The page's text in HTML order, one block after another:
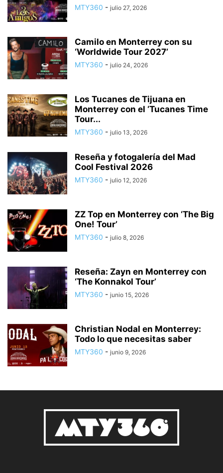
MTY360 - julio 27, 2026
Camilo en Monterrey con su
‘Worldwide Tour 2027’
MTY360 - julio 24, 2026
Los Tucanes de Tijuana en
Monterrey con el ‘Tucanes Time
Tour...
MTY360 - julio 13, 2026
Reseña y fotogalería del Mad
Cool Festival 2026
MTY360 - julio 12, 2026
ZZ Top en Monterrey con ‘The Big
One! Tour’
MTY360 - julio 8, 2026
Reseña: Zayn en Monterrey con
‘The Konnakol Tour’
MTY360 - junio 15, 2026
Christian Nodal en Monterrey:
Todo lo que necesitas saber
MTY360 - junio 9, 2026